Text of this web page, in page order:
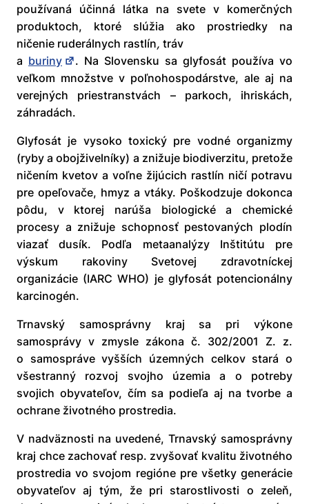
používaná účinná látka na svete v komerčných
produktoch, ktoré slúžia ako prostriedky na
ničenie ruderálnych rastlín, tráv
a buriny
. Na Slovensku sa glyfosát používa vo
veľkom množstve v poľnohospodárstve, ale aj na
verejných priestranstvách – parkoch, ihriskách,
záhradách.
Glyfosát je vysoko toxický pre vodné organizmy
(ryby a obojživelníky) a znižuje biodiverzitu, pretože
ničením kvetov a voľne žijúcich rastlín ničí potravu
pre opeľovače, hmyz a vtáky. Poškodzuje dokonca
pôdu, v ktorej narúša biologické a chemické
procesy a znižuje schopnosť pestovaných plodín
viazať dusík. Podľa metaanalýzy Inštitútu pre
výskum rakoviny Svetovej zdravotníckej
organizácie (IARC WHO) je glyfosát potencionálny
karcinogén.
Trnavský samosprávny kraj sa pri výkone
samosprávy v zmysle zákona č. 302/2001 Z. z.
o samospráve vyšších územných celkov stará o
všestranný rozvoj svojho územia a o potreby
svojich obyvateľov, čím sa podieľa aj na tvorbe a
ochrane životného prostredia.
V nadväznosti na uvedené, Trnavský samosprávny
kraj chce zachovať resp. zvyšovať kvalitu životného
prostredia vo svojom regióne pre všetky generácie
obyvateľov aj tým, že pri starostlivosti o zeleň,